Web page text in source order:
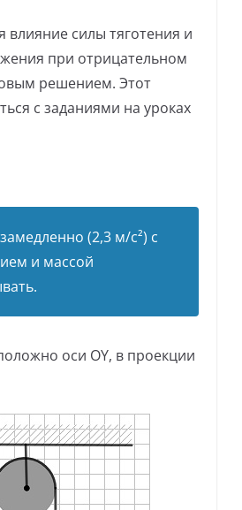
влияние силы тяготения и
при отрицательном
решением. Этот
с заданиями на уроках
(2,3 м/с²) с
и массой
оси OY, в проекции